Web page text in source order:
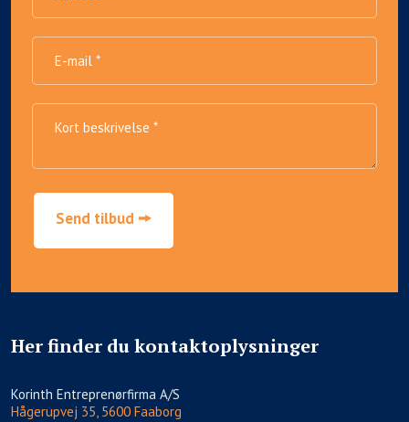
Her finder du kontaktoplysninger
​Korinth Entreprenørfirma A/S
Hågerupvej 35, 5600 Faaborg